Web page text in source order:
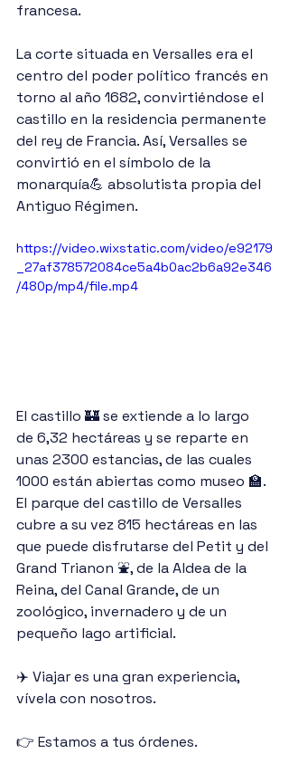
francesa.
La corte situada en Versalles era el
centro del poder político francés en
torno al año 1682, convirtiéndose el
castillo en la residencia permanente
del rey de Francia. Así, Versalles se
convirtió en el símbolo de la
monarquía💪 absolutista propia del
Antiguo Régimen.
https://video.wixstatic.com/video/e92179
_27af378572084ce5a4b0ac2b6a92e346
/480p/mp4/file.mp4
El castillo 🏰 se extiende a lo largo
de 6,32 hectáreas y se reparte en
unas 2300 estancias, de las cuales
1000 están abiertas como museo 🏫.
El parque del castillo de Versalles
cubre a su vez 815 hectáreas en las
que puede disfrutarse del Petit y del
Grand Trianon ⛲, de la Aldea de la
Reina, del Canal Grande, de un
zoológico, invernadero y de un
pequeño lago artificial.
✈️ Viajar es una gran experiencia,
vívela con nosotros.
👉 Estamos a tus órdenes.